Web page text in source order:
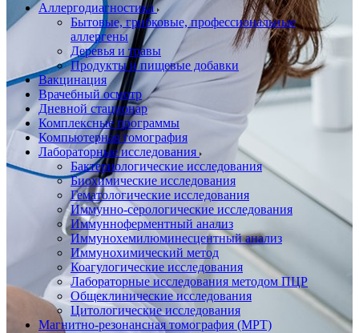
Аллергодиагностика
Бытовые, грибковые, профессиональные
аллергены
Деревья и травы
Продукты и пищевые добавки
Вакцинация
Врачебный осмотр
Дневной стационар
Комплексные программы
Компьютерная томография
Лабораторные исследования
Бактериологические исследования
Биохимические исследования
Гематологические исследования
Иммунно-серологические исследования
Иммунноферментный анализ
Иммунохемилюминесцентный анализ
Иммунохимический метод
Коагулогические исследования
Лабораторные исследования методом ПЦР
Общеклинические исследования
Цитологические исследования
Магнитно-резонансная томография (МРТ)